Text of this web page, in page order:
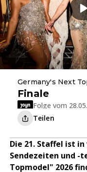
Germany's Next
Finale
Folge vom
Teilen
Die 21. Staffel ist
Sendezeiten und -
Topmodel" 2026